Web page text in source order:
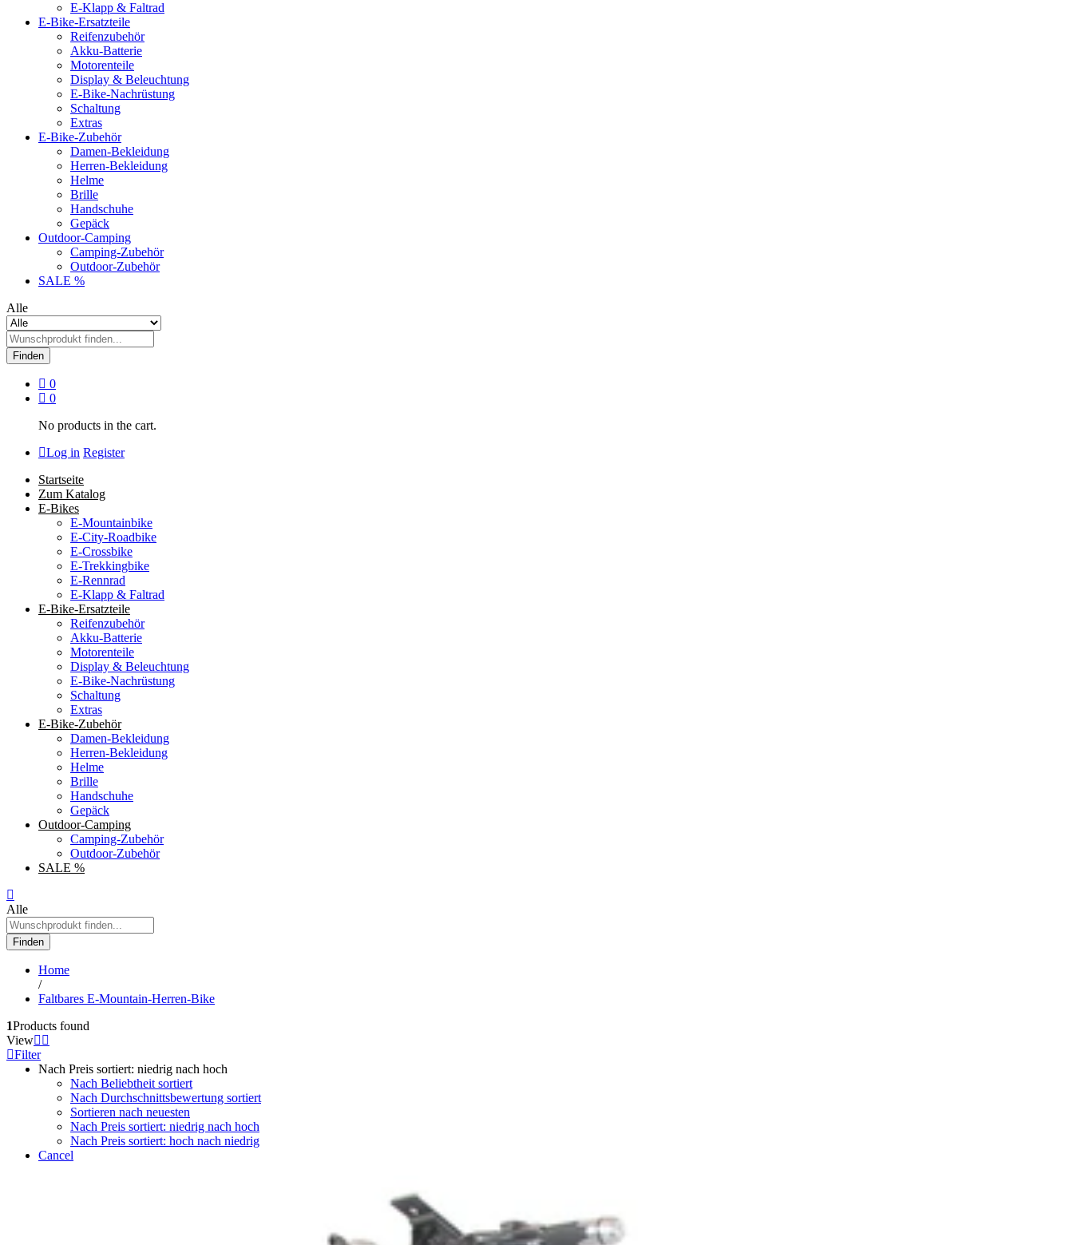
E-Klapp & Faltrad
E-Bike-Ersatzteile
Reifenzubehör
Akku-Batterie
Motorenteile
Display & Beleuchtung
E-Bike-Nachrüstung
Schaltung
Extras
E-Bike-Zubehör
Damen-Bekleidung
Herren-Bekleidung
Helme
Brille
Handschuhe
Gepäck
Outdoor-Camping
Camping-Zubehör
Outdoor-Zubehör
SALE %
Alle
Finden
0
0
No products in the cart.
Log in Register
Startseite
Zum Katalog
E-Bikes
E-Mountainbike
E-City-Roadbike
E-Crossbike
E-Trekkingbike
E-Rennrad
E-Klapp & Faltrad
E-Bike-Ersatzteile
Reifenzubehör
Akku-Batterie
Motorenteile
Display & Beleuchtung
E-Bike-Nachrüstung
Schaltung
Extras
E-Bike-Zubehör
Damen-Bekleidung
Herren-Bekleidung
Helme
Brille
Handschuhe
Gepäck
Outdoor-Camping
Camping-Zubehör
Outdoor-Zubehör
SALE %
Alle
Finden
Home
/
Faltbares E-Mountain-Herren-Bike
1Products found
View
Filter
Nach Preis sortiert: niedrig nach hoch
Nach Beliebtheit sortiert
Nach Durchschnittsbewertung sortiert
Sortieren nach neuesten
Nach Preis sortiert: niedrig nach hoch
Nach Preis sortiert: hoch nach niedrig
Cancel